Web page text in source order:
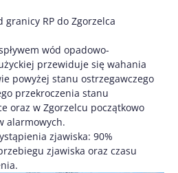
granicy RP do Zgorzelca
wód opadowo-
przewiduje się wahania
powyżej stanu ostrzegawczego
przekroczenia stanu
oraz w Zgorzelcu początkowo
alarmowych.
zjawiska: 90%
zjawiska oraz czasu